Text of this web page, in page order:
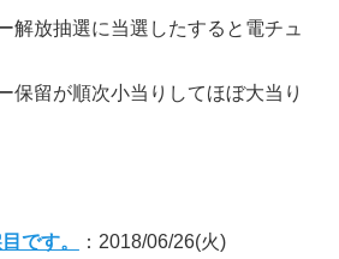
解放抽選に当選したすると電チュ
保留が順次小当りしてほぼ大当り
です。
：2018/06/26(火)